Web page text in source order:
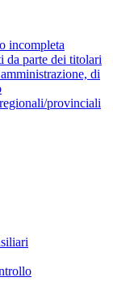
incompleta
da parte dei titolari
di
provinciali